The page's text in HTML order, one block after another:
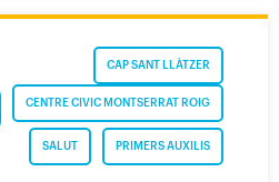
CAP SANT LLÀTZER
CENTRE CIVIC MONTSERRAT ROIG
PRIMERS AUXILIS
SALUT